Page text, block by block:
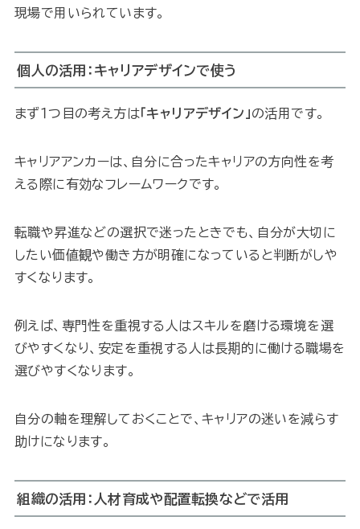
現場で用いられています。
個人の活用：キャリアデザインで使う
まず１つ目の考え方は「キャリアデザイン」の活用です。
キャリアアンカーは、自分に合ったキャリアの方向性を考
える際に有効なフレームワークです。
転職や昇進などの選択で迷ったときでも、自分が大切に
したい価値観や働き方が明確になっていると判断がしや
すくなります。
例えば、専門性を重視する人はスキルを磨ける環境を選
びやすくなり、安定を重視する人は長期的に働ける職場を
選びやすくなります。
自分の軸を理解しておくことで、キャリアの迷いを減らす
助けになります。
組織の活用：人材育成や配置転換などで活用